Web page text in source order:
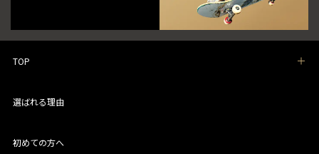
TOP
選ばれる理由
初めての方へ